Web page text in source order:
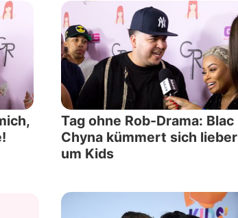
Tag ohne Rob-Drama: Blac
Chyna kümmert sich lieber
um Kids